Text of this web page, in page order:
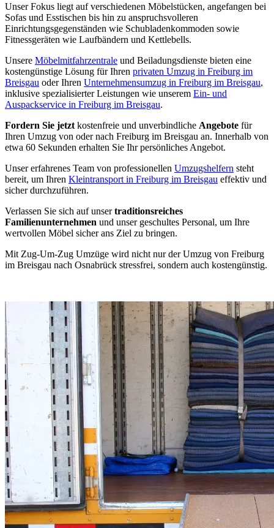
Unser Fokus liegt auf verschiedenen Möbelstücken, angefangen bei
Sofas und Esstischen bis hin zu anspruchsvolleren
Einrichtungsgegenständen wie Schubladenkommoden sowie
Fitnessgeräten wie Laufbändern und Kettlebells.
Unsere Möbelmitfahrzentrale und Beiladungsdienste bieten eine
kostengünstige Lösung für Ihren privaten Umzug in Freiburg im
Breisgau oder Ihren Unternehmensumzug in Freiburg im Breisgau,
inklusive spezialisierter Leistungen wie unserem Ein- und
Auspackservice in Freiburg im Breisgau.
Fordern Sie jetzt kostenfreie und unverbindliche Angebote für
Ihren Umzug von oder nach Freiburg im Breisgau an. Innerhalb von
etwa 60 Sekunden erhalten Sie Ihr persönliches Angebot.
Unser erfahrenes Team von professionellen Umzugshelfern steht
bereit, um Ihren Kleintransport in Freiburg im Breisgau effektiv und
sicher durchzuführen.
Verlassen Sie sich auf unsertraditionsreiches
Familienunternehmen und unser geschultes Personal, um Ihre
wertvollen Möbel sicher ans Ziel zu bringen.
Mit Zug-Um-Zug Umzüge wird nicht nur der Umzug von Freiburg
im Breisgau nach Osnabrück stressfrei, sondern auch kostengünstig.